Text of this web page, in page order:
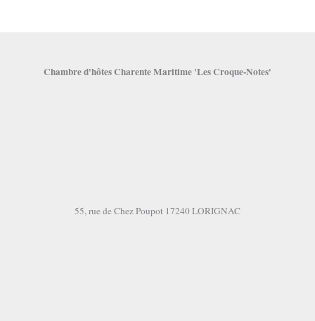
Chambre d'hôtes Charente Maritime 'Les Croque-Notes'
55, rue de Chez Poupot 17240 LORIGNAC